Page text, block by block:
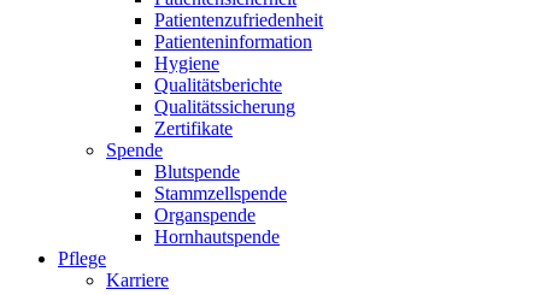
Patientenzufriedenheit
Patienteninformation
Hygiene
Qualitätsberichte
Qualitätssicherung
Zertifikate
Spende
Blutspende
Stammzellspende
Organspende
Hornhautspende
Pflege
Karriere